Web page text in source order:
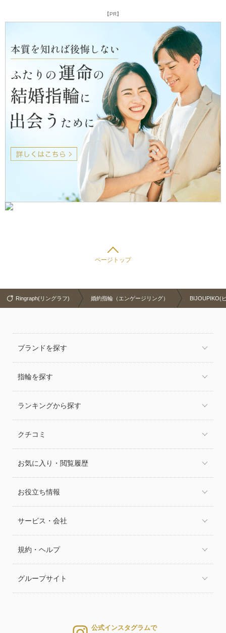
【PR】
ページトップ
Ringraph(リングラフ) 婚約指輪（エンゲージリング） BIJOUPIKO(
ブランドを探す
指輪を探す
ランキングから探す
クチコミ
お気に入り・閲覧履歴
お役立ち情報
サービス・会社
規約・ヘルプ
グループサイト
公式インスタグラムで